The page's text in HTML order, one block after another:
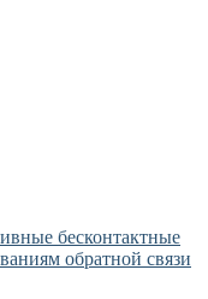
бесконтактные
обратной связи